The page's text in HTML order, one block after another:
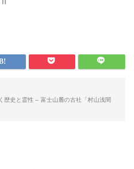
歴史と霊性 – 富士山麓の古社「村山浅間